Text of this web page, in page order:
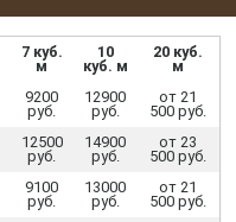
7 куб.
м
10
куб. м
20 куб.
м
9200
руб.
12900
руб.
от 21
500 руб.
12500
руб.
14900
руб.
от 23
500 руб.
9100
руб.
13000
руб.
от 21
500 руб.